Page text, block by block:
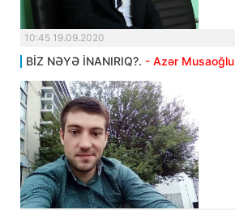
10:45 19.09.2020
BİZ NƏYƏ İNANIRIQ?. - Azər Musaoğlu